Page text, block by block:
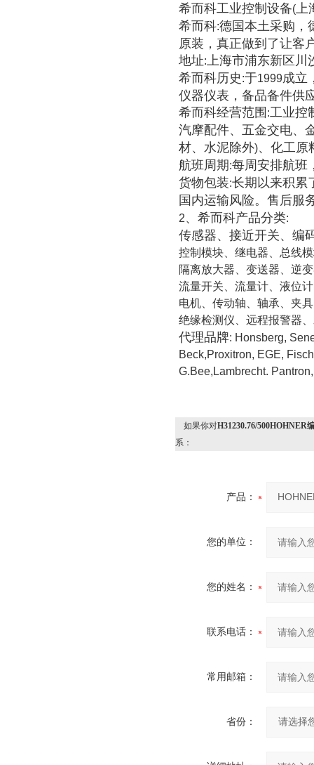
希而科工业控制设备( 上
希而科:德国本土采购，
原装，真正做到了让客
地址: 上海市浦东新区川
希而科历史 :于1999成立
仪器仪表，备品备件供
希而科经营范围 :工业控
汽摩配件、五金交电、
材、水泥除外)、化工原
航班周期:每周安排航班
货物包装:长期以来积累
国内运输风险。售后服
2、希而科产品分类:
传感器、接近开关、编
控制模块、继电器、总线
隔离放大器、变送器、逆
流量开关、流量计、液位
电机、传动轴、轴承、夹
绝缘检测仪、远程报警器
代理品牌: Honsberg,
Beck,Proxitron, EGE,
G.Bee,Lambrecht.
如果你对H31230.76/500HOHNER
系：
产品：
您的单位：
您的姓名：
联系电话：
常用邮箱：
省份：